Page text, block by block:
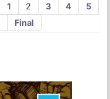
1 2 3 4
5
Final